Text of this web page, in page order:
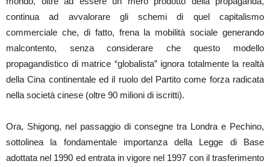
continua ad avvalorare gli schemi di quel capitalismo
commerciale che, di fatto, frena la mobilità sociale generando
malcontento, senza considerare che questo modello
propagandistico di matrice “globalista” ignora totalmente la realtà
della Cina continentale ed il ruolo del Partito come forza radicata
nella società cinese (oltre 90 milioni di iscritti).
Ora, Shigong, nel passaggio di consegne tra Londra e Pechino,
sottolinea la fondamentale importanza della Legge di Base
adottata nel 1990 ed entrata in vigore nel 1997 con il trasferimento